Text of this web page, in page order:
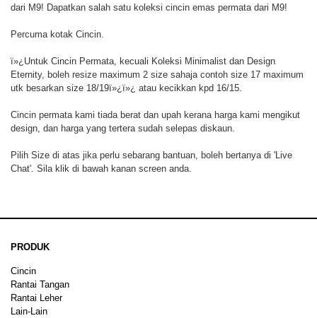
dari M9! Dapatkan salah satu koleksi cincin emas permata dari M9!
Percuma kotak Cincin.
ï»¿Untuk Cincin Permata, kecuali Koleksi Minimalist dan Design
Eternity, boleh resize maximum 2 size sahaja contoh size 17 maximum
utk besarkan size 18/19ï»¿ï»¿ atau kecikkan kpd 16/15.
Cincin permata kami tiada berat dan upah kerana harga kami mengikut
design, dan harga yang tertera sudah selepas diskaun.
Pilih Size di atas jika perlu sebarang bantuan, boleh bertanya di 'Live
Chat'. Sila klik di bawah kanan screen anda.
PRODUK
Cincin
Rantai Tangan
Rantai Leher
Lain-Lain